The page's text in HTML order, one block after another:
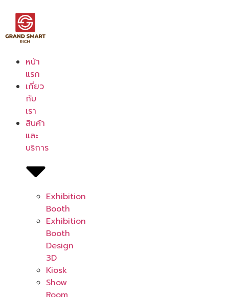
หน้า
แรก
เกี่ยว
กับ
เรา
สินค้า
และ
บริการ
Exhibition
Booth
Exhibition
Booth
Design
3D
Kiosk
Show